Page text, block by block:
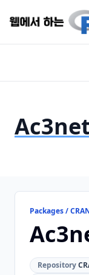
Packages /
Repository